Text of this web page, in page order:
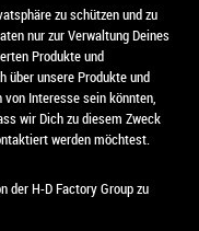
zu schützen und zu
nur zur Verwaltung Deines
Produkte und
über unsere Produkte und
Interesse sein könnten,
wir Dich zu diesem Zweck
werden möchtest.
der H-D Factory Group zu